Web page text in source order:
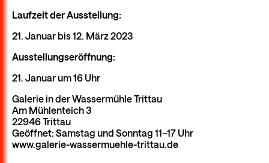
Laufzeit der Ausstellung:
21. Januar bis 12. März 2023
Ausstellungseröffnung:
21. Januar um 16 Uhr
Galerie in der Wassermühle Trittau
Am Mühlenteich 3
22946 Trittau
Geöffnet: Samstag und Sonntag 11–17 Uhr
www.galerie-wassermuehle-trittau.de